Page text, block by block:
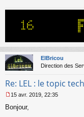
ElBricou
Direction des
Re: LEL : le topic
e
15 avr. 2019, 22:35
Bonjour,